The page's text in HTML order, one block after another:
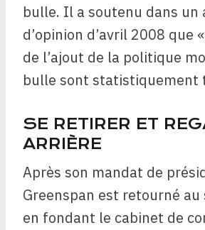
bulle. Il a soutenu dans un
d’opinion d’avril 2008 que
de l’ajout de la politique
bulle sont statistiquement
SE RETIRER ET
ARRIÈRE
Après son mandat de
Greenspan est retourné
en fondant le cabinet de